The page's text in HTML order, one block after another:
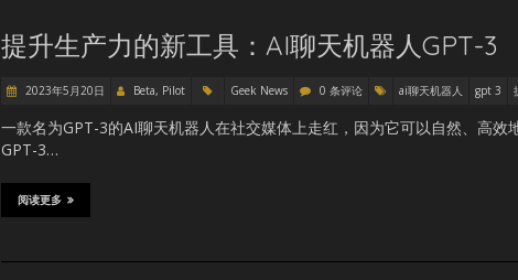
提升生产力的新工具：AI聊天机器人GPT-3
2023年5月20日 Beta, Pilot Geek News 0 条评论 ai聊天机器人 gpt 3
一款名为GPT-3的AI聊天机器人在社交媒体上走红，因为它可以自然、高效
GPT-3…
阅读更多